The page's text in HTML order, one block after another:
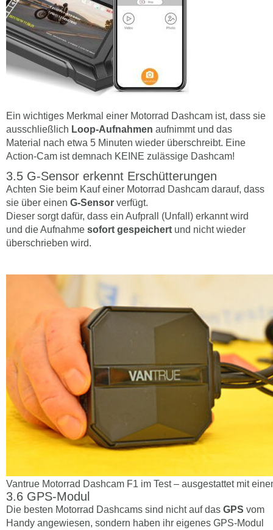
Ein wichtiges Merkmal einer Motorrad Dashcam ist, dass sie
ausschließlich Loop-Aufnahmen aufnimmt und das
Material nach etwa 5 Minuten wieder überschreibt. Eine
Action-Cam ist demnach KEINE zulässige Dashcam!
G-Sensor erkennt Erschütterungen
Achten Sie beim Kauf einer Motorrad Dashcam darauf, dass
sie über einen G-Sensor verfügt.
Dieser sorgt dafür, dass ein Aufprall (Unfall) erkannt wird
und die Aufnahme sofort gespeichert und nicht wieder
überschrieben wird.
Vantrue Motorrad Dashcam F1 im Test – ausgestattet mit
GPS-Modul
Die besten Motorrad Dashcams sind nicht auf das GPS vom
Handy angewiesen, sondern haben ihr eigenes GPS-Modul